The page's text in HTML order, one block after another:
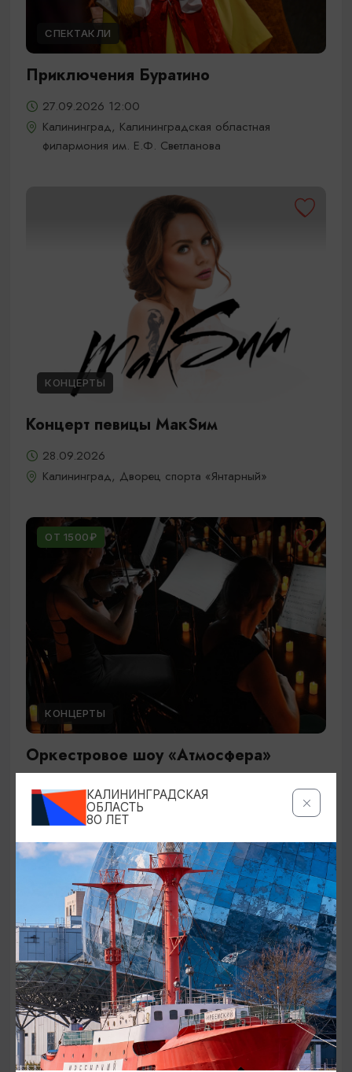
СПЕКТАКЛИ
Приключения Буратино
27.09.2026 12:00
Калининград, Калининградская областная
филармония им. Е.Ф. Светланова
КОНЦЕРТЫ
Концерт певицы МакSим
28.09.2026
Калининград, Дворец спорта «Янтарный»
ОТ 1500₽
КОНЦЕРТЫ
Оркестровое шоу «Атмосфера»
29.09.2026 19:00
Калининград, Дворец культуры железнодорожников
ОТ 1500₽
КОНЦЕРТЫ
КАЛИНИНГРАДСКАЯ
ОБЛАСТЬ
80 ЛЕТ